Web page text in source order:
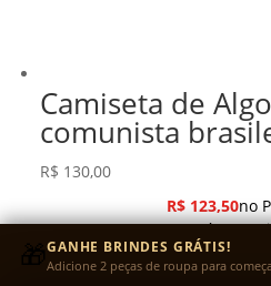
Camiseta de
comunista
R$ 130,00
R$123,50no
ou em até 3x sem
🎁GANHE BRINDES GRÁTIS!
Adicione 2 peças de roupa para